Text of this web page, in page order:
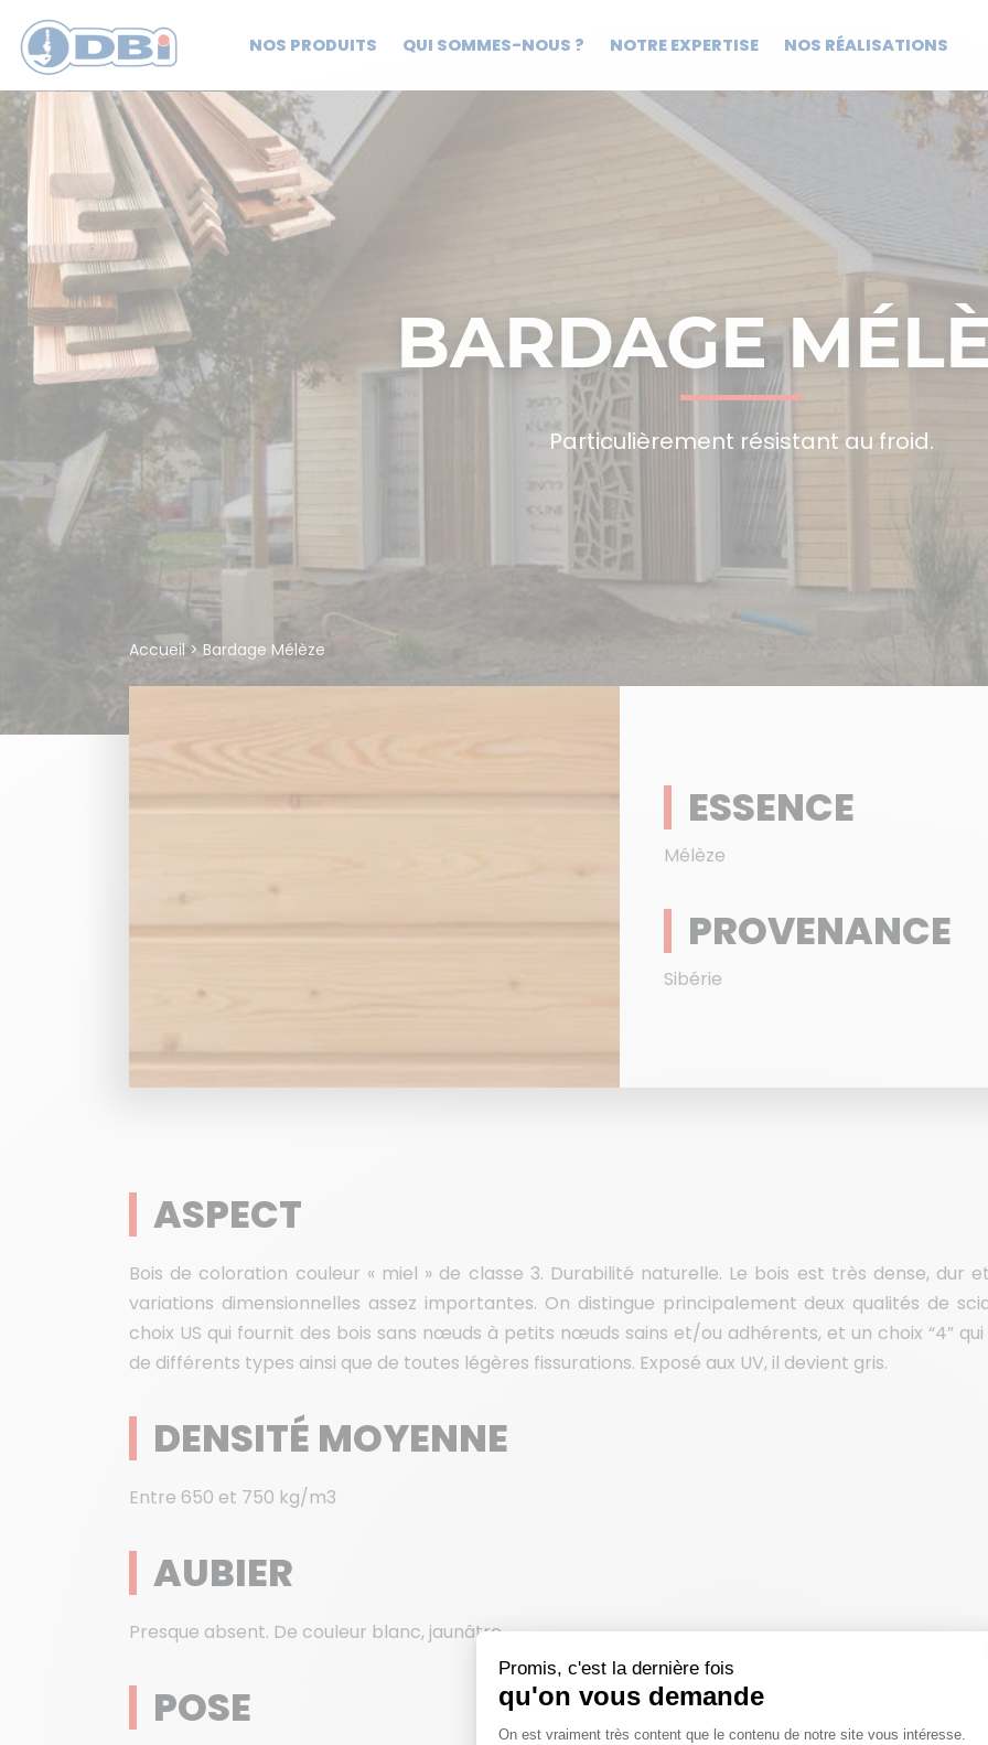
NOS PRODUITS QUI SOMMES-NOUS ? NOTRE EXPERTISE NOS RÉALISATIONS
BARDAGE
Particulièrement résistant au froid.
Accueil>Bardage Mélèze
ESSENCE
Mélèze
PROVENANCE
Sibérie
ASPECT
Bois de coloration couleur « miel » de classe 3. Durabilité naturelle. Le bois est très dense, dur
variations dimensionnelles assez importantes. On distingue principalement deux qualités de
choix US qui fournit des bois sans nœuds à petits nœuds sains et/ou adhérents, et un choix “4”
de différents types ainsi que de toutes légères fissurations. Exposé aux UV, il devient gris.
DENSITÉ MOYENNE
Entre 650 et 750 kg/m3
AUBIER
Presque absent. De couleur blanc, jaunâtre.
POSE
Promis, c'est la dernière fois
qu'on vous demande
Plateforme de Gestion du
On est vraiment très content que le contenu de notre site vous intéresse.